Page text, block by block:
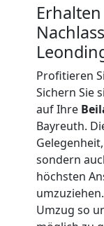
Profitieren
Sichern Sie
auf Ihre
Bayreuth.
sondern
höchsten
Umzug so
Kleiner
Umzug